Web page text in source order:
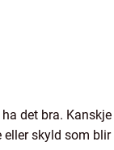
det bra.
eller skyld som